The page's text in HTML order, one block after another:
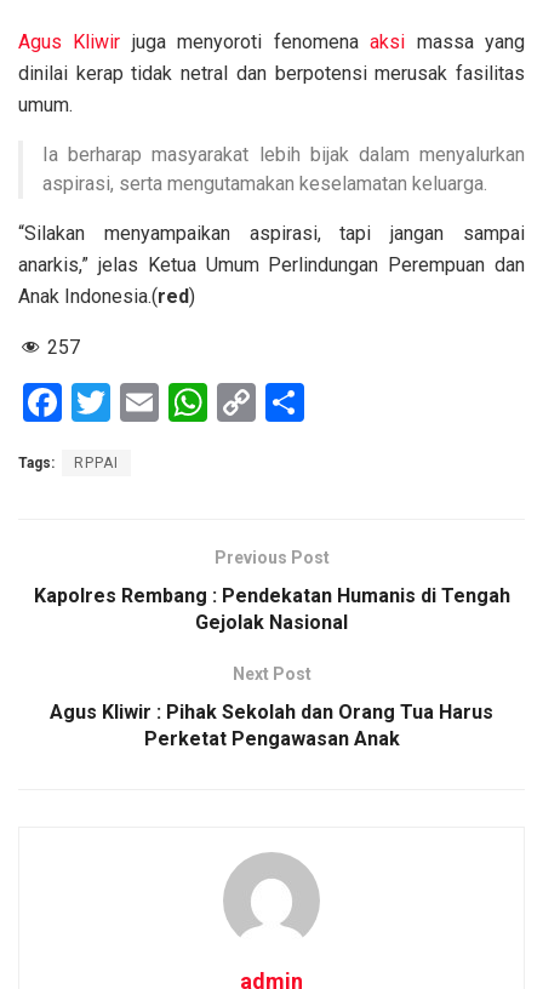
Agus Kliwir juga menyoroti fenomenaaksi massa yang
dinilai kerap tidak netral dan berpotensi merusak fasilitas
umum.
Ia berharap masyarakat lebih bijak dalam menyalurkan
aspirasi, serta mengutamakan keselamatan keluarga.
“Silakan menyampaikan aspirasi, tapi jangan sampai
anarkis,” jelas Ketua Umum Perlindungan Perempuan dan
Anak Indonesia.(red)
257
F
ce
o
T
tt
E
W
A
p
p
C
n
k
Tags: RPPAI
Previous Post
Kapolres Rembang : Pendekatan Humanis di Tengah
Gejolak Nasional
Next Post
Agus Kliwir : Pihak Sekolah dan Orang Tua Harus
Perketat Pengawasan Anak
admin